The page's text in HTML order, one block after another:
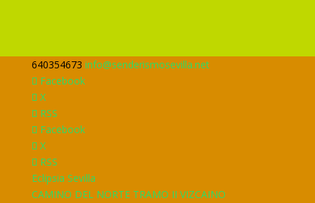
640354673 info@senderismosevilla.net
Facebook
X
RSS
Facebook
X
RSS
Eclipsia Sevilla
CAMINO DEL NORTE TRAMO II VIZCAINO